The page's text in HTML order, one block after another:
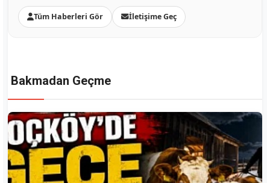
Tüm Haberleri Gör İletişime Geç
Bakmadan Geçme